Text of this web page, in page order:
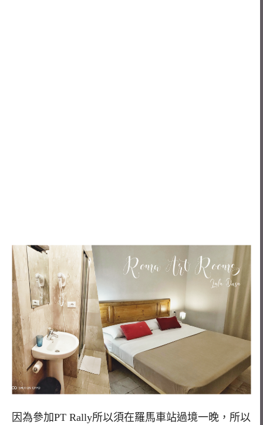
因為參加PT Rally所以須在羅馬車站過境一晚，所以